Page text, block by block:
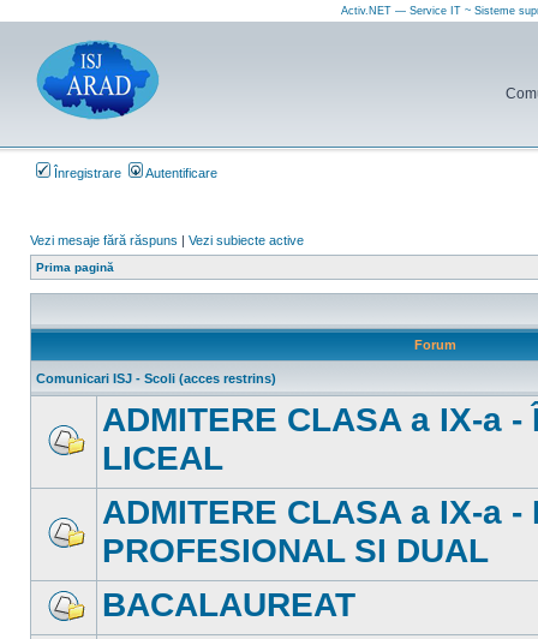
Activ.NET — Service IT ~ Sisteme
Înregistrare Autentificare
Vezi mesaje fără răspuns | Vezi subiecte active
Prima pagină
Forum
Comunicari ISJ - Scoli (acces restrins)
mesaje
necitite
ADMITERE CLASA a IX-a -
LICEAL
mesaje
necitite
ADMITERE CLASA a IX-a -
PROFESIONAL SI DUAL
BACALAUREAT